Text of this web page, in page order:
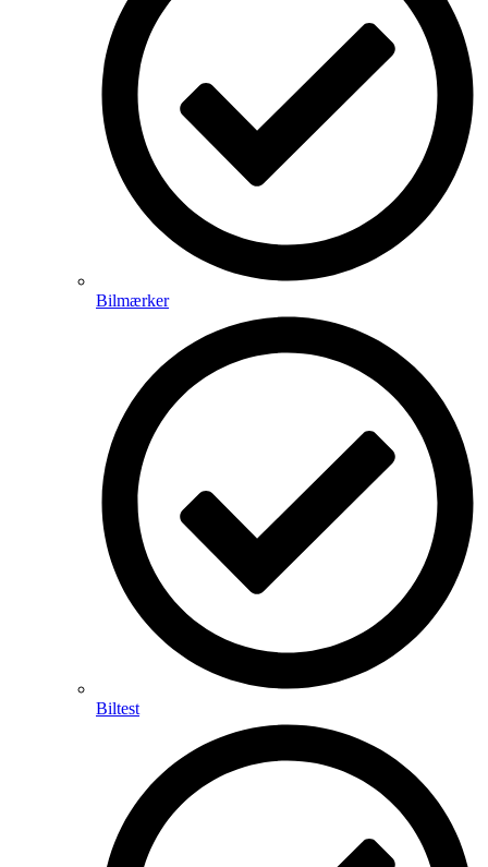
Bilmærker
Biltest